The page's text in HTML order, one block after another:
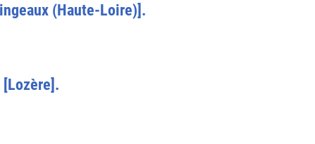
(Haute-Loire)].